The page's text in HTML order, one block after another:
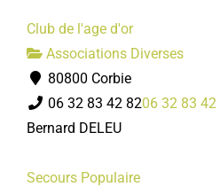
Club de l'age d'or
Associations Diverses
80800 Corbie
06 32 83 42 8206 32 83 42
Bernard DELEU
Secours Populaire